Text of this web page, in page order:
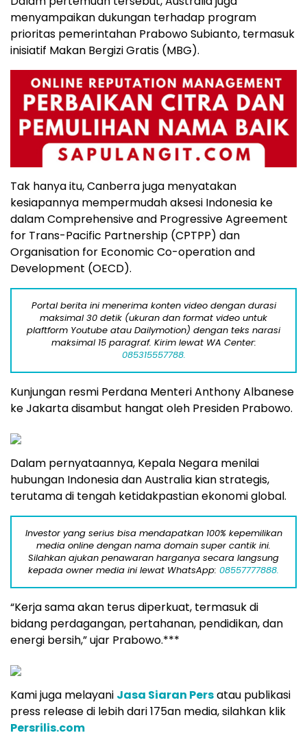
menyampaikan dukungan terhadap program
prioritas pemerintahan Prabowo Subianto, termasuk
inisiatif Makan Bergizi Gratis (MBG).
Tak hanya itu, Canberra juga menyatakan
kesiapannya mempermudah aksesi Indonesia ke
dalam Comprehensive and Progressive Agreement
for Trans-Pacific Partnership (CPTPP) dan
Organisation for Economic Co-operation and
Development (OECD).
Portal berita ini menerima konten video dengan durasi
maksimal 30 detik (ukuran dan format video untuk
plaftform Youtube atau Dailymotion) dengan teks narasi
maksimal 15 paragraf. Kirim lewat WA Center:
085315557788.
Kunjungan resmi Perdana Menteri Anthony Albanese
ke Jakarta disambut hangat oleh Presiden Prabowo.
Dalam pernyataannya, Kepala Negara menilai
hubungan Indonesia dan Australia kian strategis,
terutama di tengah ketidakpastian ekonomi global.
Investor yang serius bisa mendapatkan 100% kepemilikan
media online dengan nama domain super cantik ini.
Silahkan ajukan penawaran harganya secara langsung
kepada owner media ini lewat WhatsApp: 08557777888.
“Kerja sama akan terus diperkuat, termasuk di
bidang perdagangan, pertahanan, pendidikan, dan
energi bersih,” ujar Prabowo.***
Kami juga melayani Jasa Siaran Persatau publikasi
press release di lebih dari 175an media, silahkan klik
Persrilis.com